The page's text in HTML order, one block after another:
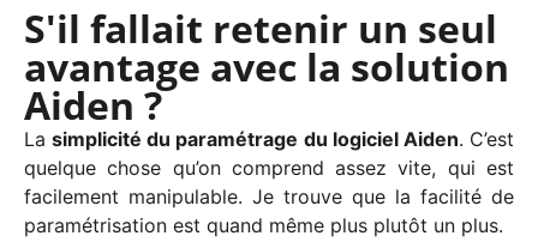
S'il fallait retenir un seul
avantage avec la solution
Aiden ?
Lasimplicité du paramétrage du logiciel Aiden. C’est
quelque chose qu’on comprend assez vite, qui est
facilement manipulable. Je trouve que la facilité de
paramétrisation est quand même plus plutôt un plus.